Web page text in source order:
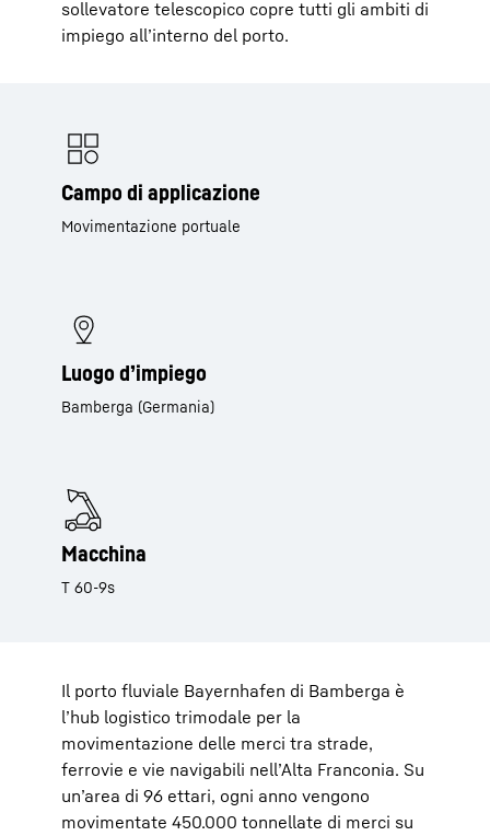
sollevatore telescopico copre tutti gli ambiti di
impiego all’interno del porto.
Campo di applicazione
Movimentazione portuale
Luogo d’impiego
Bamberga (Germania)
Macchina
T 60-9s
Il porto fluviale Bayernhafen di Bamberga è
l’hub logistico trimodale per la
movimentazione delle merci tra strade,
ferrovie e vie navigabili nell’Alta Franconia. Su
un’area di 96 ettari, ogni anno vengono
movimentate 450.000 tonnellate di merci su